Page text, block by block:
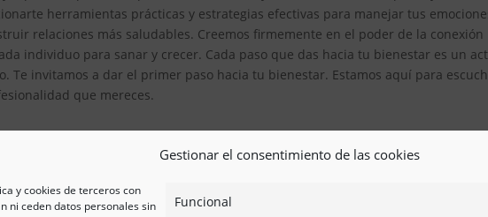
Gestionar el consentimiento de las cookies
y cookies de terceros con
ni ceden datos personales sin
Funcional
herramientas prácticas y estrategias efectivas para manejar tus
relaciones más saludables. Creemos firmemente en el poder de la conexión
individuo para sanar y crecer. Cada paso que das hacia tu bienestar es un
Te invitamos a dar el primer paso hacia tu bienestar. Estamos aquí para
que mereces.